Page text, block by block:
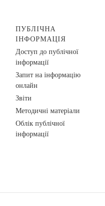
ПУБЛІЧНА
ІНФОРМАЦІЯ
Доступ до публічної
інформації
Запит на інформацію
онлайн
Звіти
Методичні матеріали
Облік публічної
інформації